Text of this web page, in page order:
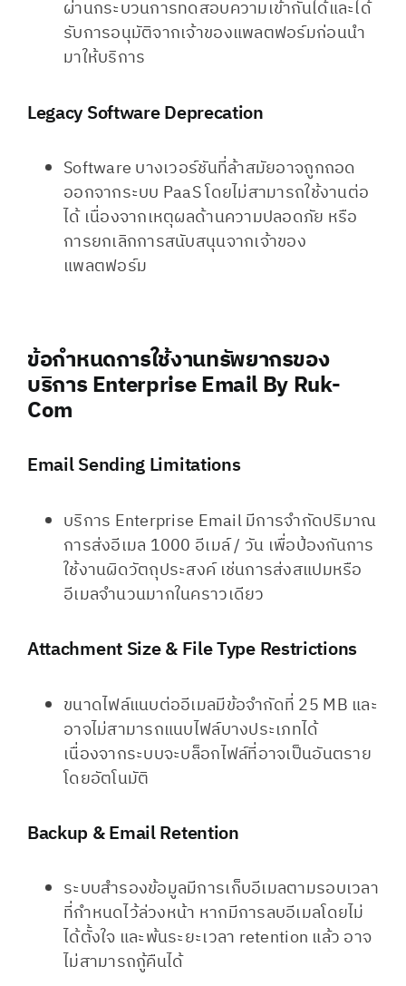
ผ่านกระบวนการทดสอบความเข้ากันได้และได้
รับการอนุมัติจากเจ้าของแพลตฟอร์มก่อนนำ
มาให้บริการ
Legacy Software Deprecation
Software บางเวอร์ชันที่ล้าสมัยอาจถูกถอด
ออกจากระบบ PaaS โดยไม่สามารถใช้งานต่อ
ได้ เนื่องจากเหตุผลด้านความปลอดภัย หรือ
การยกเลิกการสนับสนุนจากเจ้าของ
แพลตฟอร์ม
ข้อกำหนดการใช้งานทรัพยากรของ
บริการ Enterprise Email By Ruk-
Com
Email Sending Limitations​
บริการ Enterprise Email มีการจำกัดปริมาณ
การส่งอีเมล 1000 อีเมล์ / วัน เพื่อป้องกันการ
ใช้งานผิดวัตถุประสงค์ เช่นการส่งสแปมหรือ
อีเมลจำนวนมากในคราวเดียว
Attachment Size & File Type Restrictions
ขนาดไฟล์แนบต่ออีเมลมีข้อจำกัดที่ 25 MB และ
อาจไม่สามารถแนบไฟล์บางประเภทได้
เนื่องจากระบบจะบล็อกไฟล์ที่อาจเป็นอันตราย
โดยอัตโนมัติ
Backup & Email Retention
ระบบสำรองข้อมูลมีการเก็บอีเมลตามรอบเวลา
ที่กำหนดไว้ล่วงหน้า หากมีการลบอีเมลโดยไม่
ได้ตั้งใจ และพ้นระยะเวลา retention แล้ว อาจ
ไม่สามารถกู้คืนได้